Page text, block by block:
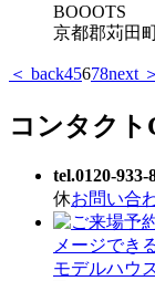
BOOOTS
京都郡苅田
＜ back45678next ＞
コンタクト
tel.0120-933-
休お問い合
メージでき
モデルハウ